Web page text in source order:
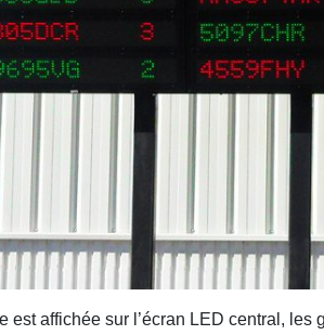
est affichée sur l’écran LED central,